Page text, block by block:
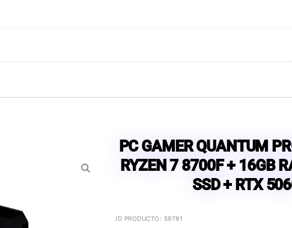
PC GAMER QUANTUM
RYZEN 7 8700F + 16GB
SSD + RTX
ID PRODUCTO: 59791